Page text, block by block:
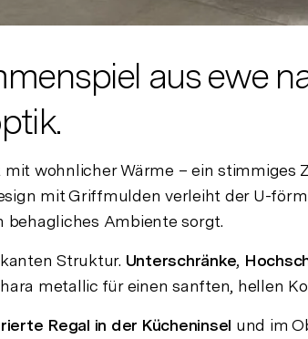
aus ewe
wohnlicher Wärme – ein stimmiges
mit Griffmulden verleiht der U-
behagliches Ambiente sorgt.
Struktur. Unterschränke,
metallic für einen sanften, hellen
Regal in der Kücheninsel und im